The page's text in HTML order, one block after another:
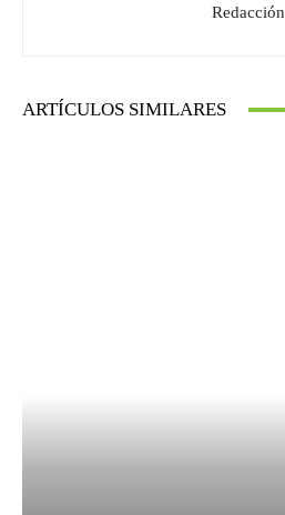
Redacción
ARTÍCULOS SIMILARES